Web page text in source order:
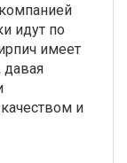
идут по
имеет
и